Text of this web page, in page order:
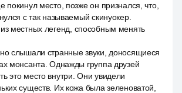
покинул место, позже он признался, что,
с так называемый скинуокер.
местных легенд, способным менять
слышали странные звуки, доносящиеся
монсанта. Однажды группа друзей
это место внутри. Они увидели
существ. Их кожа была зеленоватой,